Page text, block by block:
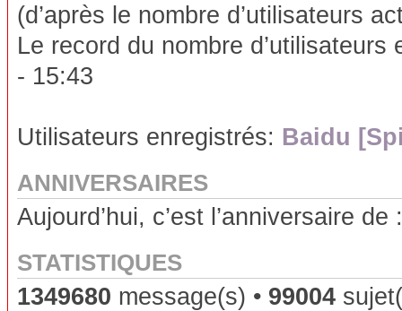
(d’après le nombre d’utilisateurs
Le record du nombre
- 15:43
Utilisateurs enregistrés: Baidu
ANNIVERSAIRES
Aujourd’hui, c’est l’anniversaire de
STATISTIQUES
1349680 message(s) • 99004